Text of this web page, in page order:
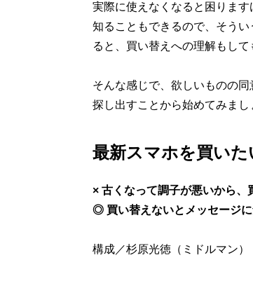
実際に使えなくなると困りま
知ることもできるので、そう
ると、買い替えへの理解もして
そんな感じで、欲しいものの
探し出すことから始めてみまし
最新スマホを買い
× 古くなって調子が悪いから、
◎ 買い替えないとメッセージ